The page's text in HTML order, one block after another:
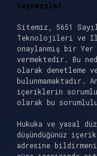
taşımazlar.
Sitemiz, 5651
Teknolojileri ve
onaylanmış bir
vermektedir. Bu
olarak denetleme
bulunmamaktadır.
içeriklerin
olarak bu
Hukuka ve yasal
düşündüğünüz
adresine